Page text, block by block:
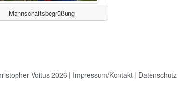
Mannschaftsbegrüßung
Voitus 2026 | Impressum/Kontakt| Datenschutz